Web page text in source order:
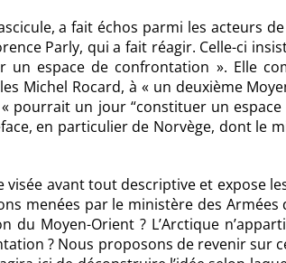
a fait échos parmi les acteurs
Parly, qui a fait réagir. Celle-ci
espace de confrontation ». Elle
Michel Rocard, à « un deuxième
pourrait un jour “constituer un
en particulier de Norvège, dont le
visée avant tout descriptive et expose
menées par le ministère des
du Moyen-Orient ? L’Arctique
? Nous proposons de revenir sur